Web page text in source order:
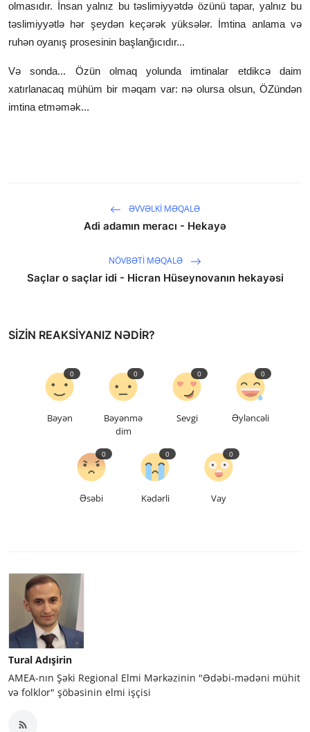
olmasıdır. İnsan yalnız bu təslimiyyətdə özünü tapar, yalnız bu
təslimiyyətlə hər şeydən keçərək yüksələr. İmtina anlama və
ruhən oyanış prosesinin başlanğıcıdır...
Və sonda... Özün olmaq yolunda imtinalar etdikcə daim
xatırlanacaq mühüm bir məqam var: nə olursa olsun, ÖZündən
imtina etməmək...
ƏVVƏLKI MƏQALƏ
Adi adamın meracı - Hekayə
NÖVBƏTI MƏQALƏ
Saçlar o saçlar idi - Hicran Hüseynovanın hekayəsi
SIZIN REAKSIYANIZ NƏDIR?
Bəyən
0
Bəyənmə
dim
0
Sevgi
0
Əyləncəli
0
Əsəbi
0
Kədərli
0
Vay
0
Tural Adışirin
AMEA-nın Şəki Regional Elmi Mərkəzinin "Ədəbi-mədəni mühit
və folklor" şöbəsinin elmi işçisi